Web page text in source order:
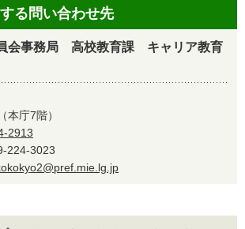
る問い合わせ先
会事務局 高校教育課 キャリア教育
本庁7階）
2913
224-3023